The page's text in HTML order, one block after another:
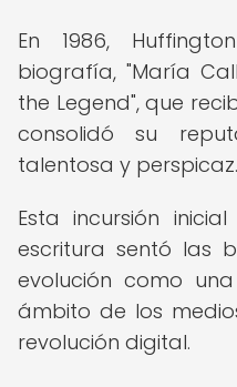
En 1986,
biografía, "María
the Legend", que
consolidó su
talentosa y perspicaz.
Esta incursión
escritura sentó las
evolución como
ámbito de los
revolución digital.